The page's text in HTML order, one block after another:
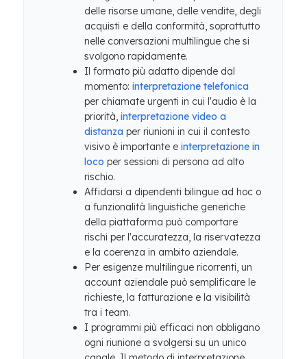
delle risorse umane, delle vendite, degli
acquisti e della conformità, soprattutto
nelle conversazioni multilingue che si
svolgono rapidamente.
Il formato più adatto dipende dal
momento: interpretazione telefonica
per chiamate urgenti in cui l'audio è la
priorità, interpretazione video a
distanza per riunioni in cui il contesto
visivo è importante e interpretazione in
loco per sessioni di persona ad alto
rischio.
Affidarsi a dipendenti bilingue ad hoc o
a funzionalità linguistiche generiche
della piattaforma può comportare
rischi per l'accuratezza, la riservatezza
e la coerenza in ambito aziendale.
Per esigenze multilingue ricorrenti, un
account aziendale può semplificare le
richieste, la fatturazione e la visibilità
tra i team.
I programmi più efficaci non obbligano
ogni riunione a svolgersi su un unico